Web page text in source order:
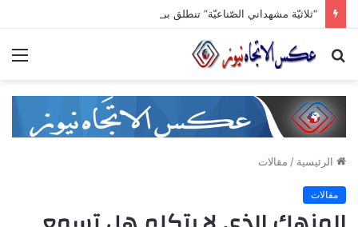
بحث
الرئيسية / مقالات
مقالات